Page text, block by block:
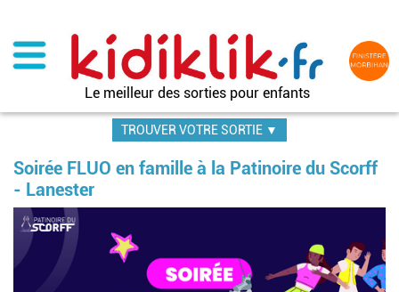
contenu
principal
Le meilleur des sorties pour enfants
TROUVER VOTRE SORTIE ▼
Soirée FLUO en famille à la Patinoire du Scorff
- Lanester